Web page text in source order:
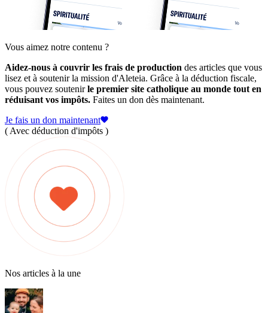
Vous aimez notre contenu ?
Aidez-nous à couvrir les frais de production des articles que vous
lisez et à soutenir la mission d'Aleteia. Grâce à la déduction fiscale,
vous pouvez soutenirle premier site catholique au monde tout en
réduisant vos impôts. Faites un don dès maintenant.
Je fais un don maintenant
( Avec déduction d'impôts )
Nos articles à la une